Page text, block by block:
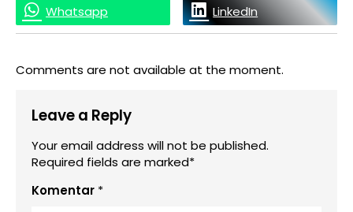
Whatsapp
LinkedIn
Comments are not available at the moment.
Leave a Reply
Your email address will not be published.
Required fields are marked*
Komentar *